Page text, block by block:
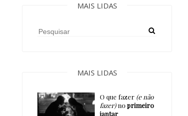
MAIS LIDAS
MAIS LIDAS
O que fazer (e não
fazer)noprimeiro
jantar